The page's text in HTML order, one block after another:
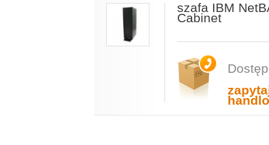
szafa IBM
Cabinet